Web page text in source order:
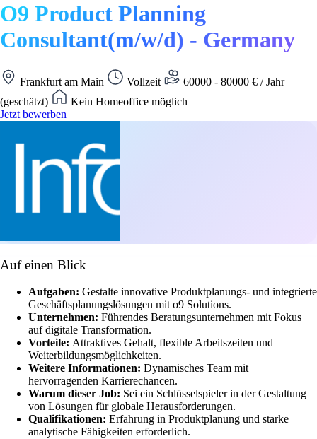
O9 Product Planning
Consultant(m/w/d) - Germany
Frankfurt am Main Vollzeit
60000 - 80000 € / Jahr
(geschätzt)
Kein Homeoffice möglich
Jetzt bewerben
Auf einen Blick
Aufgaben: Gestalte innovative Produktplanungs- und integrierte
Geschäftsplanungslösungen mit o9 Solutions.
Unternehmen: Führendes Beratungsunternehmen mit Fokus
auf digitale Transformation.
Vorteile: Attraktives Gehalt, flexible Arbeitszeiten und
Weiterbildungsmöglichkeiten.
Weitere Informationen: Dynamisches Team mit
hervorragenden Karrierechancen.
Warum dieser Job: Sei ein Schlüsselspieler in der Gestaltung
von Lösungen für globale Herausforderungen.
Qualifikationen: Erfahrung in Produktplanung und starke
analytische Fähigkeiten erforderlich.